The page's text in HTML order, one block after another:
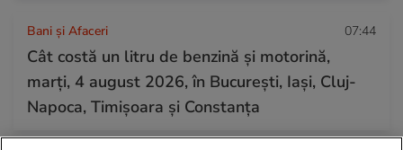
Bani și Afaceri 07:44
Cât costă un litru de benzină și motorină,
marți, 4 august 2026, în București, Iași, Cluj-
Napoca, Timișoara și Constanța